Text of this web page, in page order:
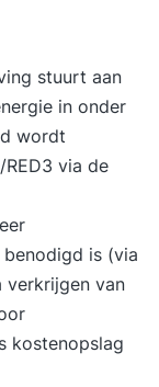
stuurt aan
in onder
wordt
via de
is (via
verkrijgen van
kostenopslag